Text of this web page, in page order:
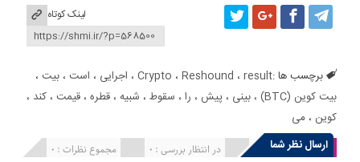
لینک کوتاه
برچسب ها : Crypto ، Reshound ، result ، اجرایی ، است ،بیت ،
بیت کوین (BTC)
،بینی ،پیش ، را ، سقوط ، شبیه ،قطره ،قیمت ،کند ،
کوین ، می
ارسال نظر شما
مجموع نظرات : 0 در انتظار بررسی : 0 انتشار یافته : 0